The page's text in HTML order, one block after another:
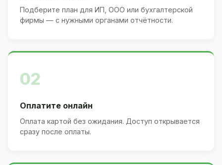
Подберите план для ИП, ООО или бухгалтерской
фирмы — с нужными органами отчётности.
02
Оплатите онлайн
Оплата картой без ожидания. Доступ открывается
сразу после оплаты.